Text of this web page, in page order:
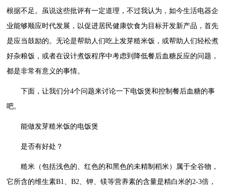
根据不足。虽说这些批评有一定道理，不过我认为，如今生活电器企
业能够顺应时代发展，以促进居民健康饮食为目标开发新产品，首先
是应当鼓励的。无论是帮助人们吃上发芽糙米饭，或帮助人们轻松煮
好杂粮饭，或者在设计煮饭程序中考虑到降低餐后血糖反应的问题，
都是非常有意义的事情。
下面，让我们分4个问题来讨论一下电饭煲和控制餐后血糖的事
吧。
能做发芽糙米饭的电饭煲
是否有好处？
糙米（包括浅色的、红色的和黑色的未精制稻米）属于全谷物，
它所含的维生素B1、B2、钾、镁等营养素的含量是精白米的2-3倍，